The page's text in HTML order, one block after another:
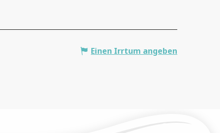
Einen Irrtum angeben